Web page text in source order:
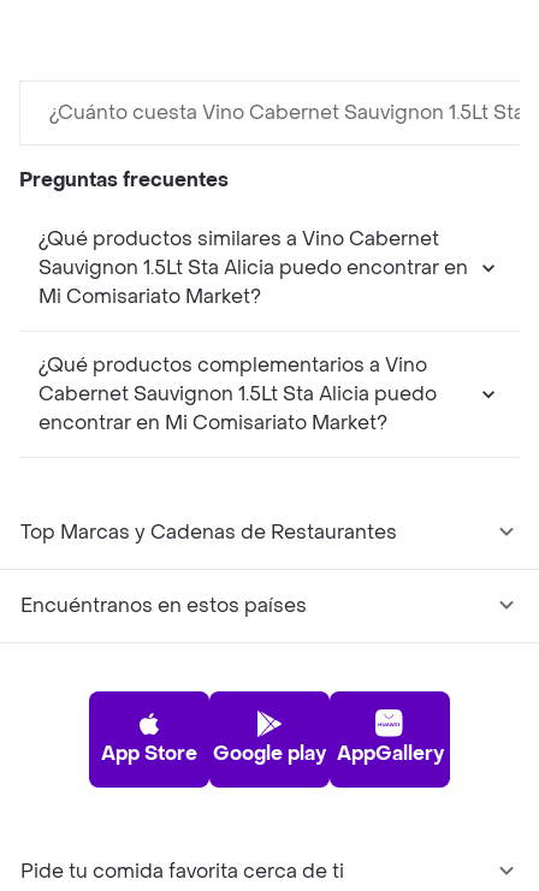
¿Cuánto cuesta Vino Cabernet Sauvignon 1.5Lt Sta
Preguntas frecuentes
¿Qué productos similares a Vino Cabernet
Sauvignon 1.5Lt Sta Alicia puedo encontrar en
Mi Comisariato Market?
¿Qué productos complementarios a Vino
Cabernet Sauvignon 1.5Lt Sta Alicia puedo
encontrar en Mi Comisariato Market?
Top Marcas y Cadenas de Restaurantes
Encuéntranos en estos países
App Store Google play AppGallery
Pide tu comida favorita cerca de ti